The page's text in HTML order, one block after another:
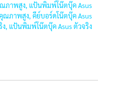
ภาพสูง, แป้นพิมพ์โน๊ตบุ๊ค Asus
ภาพสูง, คีย์บอร์ดโน๊ตบุ๊ค Asus
ง, แป้นพิมพ์โน๊ตบุ๊ค Asus ตัวจริง